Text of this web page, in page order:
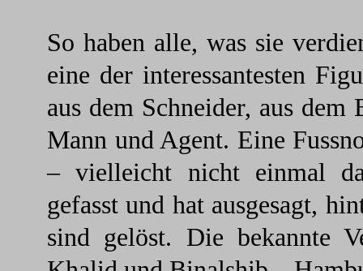
So haben alle, was sie
eine der interessantesten
aus dem Schneider, aus
Mann und Agent. Eine
– vielleicht nicht einmal
gefasst und hat ausgesagt,
sind gelöst. Die bekannte